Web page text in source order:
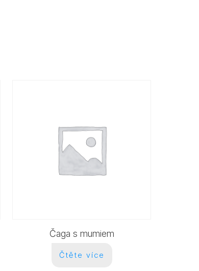
Čaga s mumiem
Čtěte více